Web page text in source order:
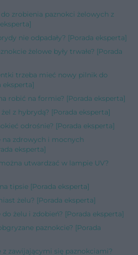
zrobienia paznokci żelowych z
nie odpadały? [Porada eksperta]
żelowe były trwałe? [Porada
trzeba mieć nowy pilnik do
eksperta]
robić na formie? [Porada eksperta]
żel z hybrydą? [Porada eksperta]
odrośnie? [Porada eksperta]
na zdrowych i mocnych
eksperta]
utwardzać w lampie UV?
tipsie [Porada eksperta]
żelu? [Porada eksperta]
żelu i zdobień? [Porada eksperta]
paznokcie? [Porada
z zawijającymi się paznokciami?